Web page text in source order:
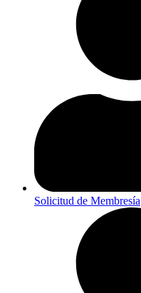
Solicitud de Membresía